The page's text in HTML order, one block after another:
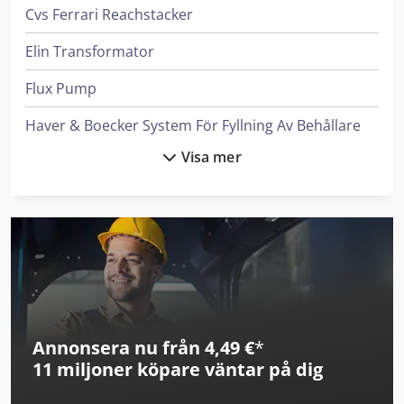
Cvs Ferrari Reachstacker
Elin Transformator
Flux Pump
Haver & Boecker System För Fyllning Av Behållare
Linde Reachstacker
Magni Teleskoplastare
Man Tipper
Mann Hummel Filter
Mercedes Benz Tipper
Visa mer
Annonsera nu från 4,49 €*
11 miljoner köpare väntar på dig